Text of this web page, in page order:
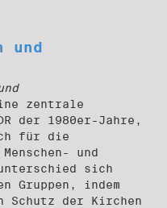
und
zentrale
der 1980er-Jahre,
für die
und
sich
Gruppen, indem
der Kirchen